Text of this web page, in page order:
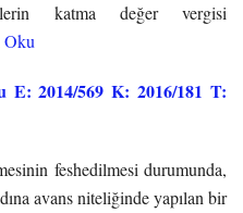
katma değer vergisi
Oku
E: 2014/569 K: 2016/181 T:
feshedilmesi durumunda,
avans niteliğinde yapılan bir